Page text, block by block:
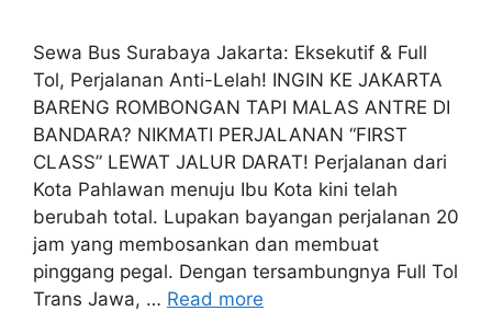
Sewa Bus Surabaya Jakarta: Eksekutif & Full
Tol, Perjalanan Anti-Lelah! INGIN KE JAKARTA
BARENG ROMBONGAN TAPI MALAS ANTRE DI
BANDARA? NIKMATI PERJALANAN “FIRST
CLASS” LEWAT JALUR DARAT! Perjalanan dari
Kota Pahlawan menuju Ibu Kota kini telah
berubah total. Lupakan bayangan perjalanan 20
jam yang membosankan dan membuat
pinggang pegal. Dengan tersambungnya Full Tol
Trans Jawa, … Read more